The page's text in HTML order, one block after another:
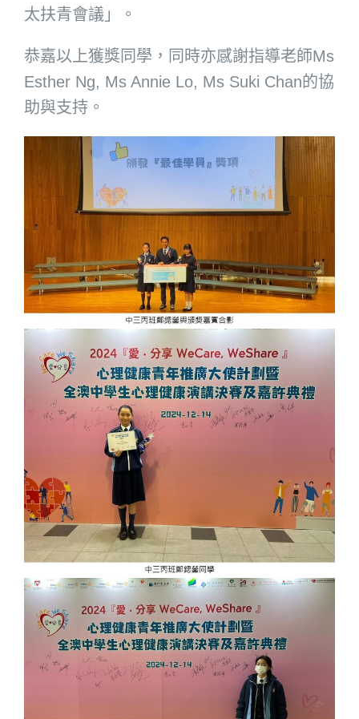
太扶青會議」。
恭嘉以上獲獎同學，同時亦感謝指導老師Ms
Esther Ng, Ms Annie Lo, Ms Suki Chan的協
助與支持。